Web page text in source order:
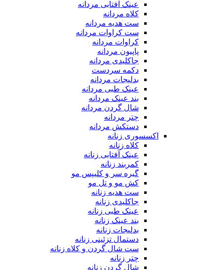
عینک آفتابی مردانه
کلاه مردانه
ست هدیه مردانه
ست کراوات مردانه
کراوات مردانه
پاپیون مردانه
جاکلیدی مردانه
دکمه سردست
بدلیجات مردانه
عینک طبی مردانه
بند عینک مردانه
شال گردن مردانه
چتر مردانه
دستکش مردانه
اکسسوری زنانه
کلاه زنانه
عینک آفتابی زنانه
کمربند زنانه
گیره سر و کلیپس مو
کش مو و تل مو
ست هدیه زنانه
جاکلیدی زنانه
عینک طبی زنانه
بند عینک زنانه
بدلیجات زنانه
دستمال تزئینی زنانه
ست شال گردن و کلاه زنانه
چتر زنانه
شال گردن زنانه